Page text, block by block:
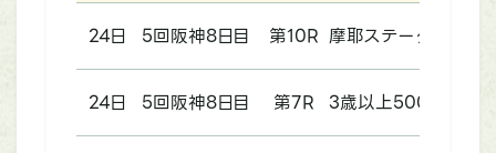
24日 5回阪神8日目 第10R 摩耶ステークス
24日 5回阪神8日目 第7R 3歳以上500万円以